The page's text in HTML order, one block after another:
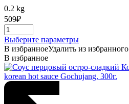
0.2 kg
509₽
Выберите параметрыЭтот
товар
несколько
вариаций.
В избранноеУдалить из избранного
В избранное